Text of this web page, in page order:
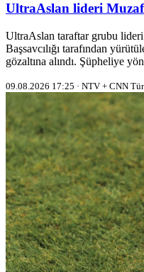
UltraAslan lideri
UltraAslan taraftar grubu
Başsavcılığı tarafından
gözaltına alındı. Şüpheliye
09.08.2026 17:25 · NTV + CNN